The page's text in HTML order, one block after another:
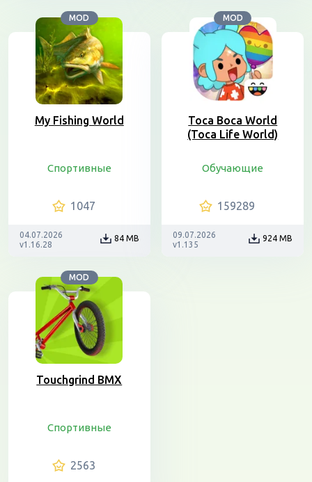
MOD
My Fishing World
Спортивные
1047
04.07.2026
v1.16.28
84 MB
MOD
Toca Boca World
(Toca Life World)
Обучающие
159289
09.07.2026
v1.135
924 MB
MOD
Touchgrind BMX
Спортивные
2563